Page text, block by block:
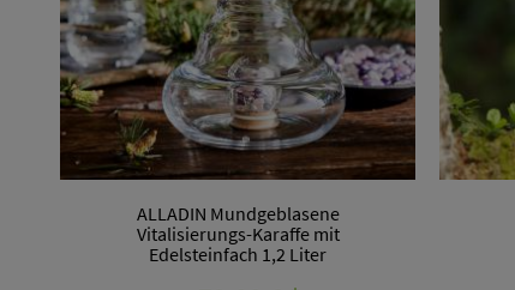
ALLADIN Mundgeblasene
Vitalisierungs-Karaffe mit
Edelsteinfach 1,2 Liter